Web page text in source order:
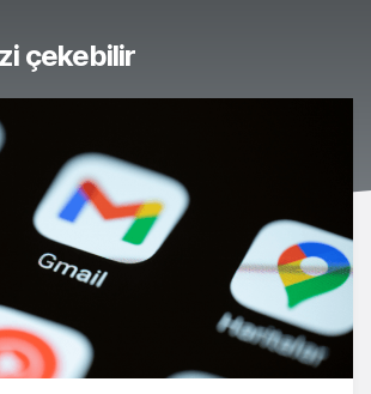
çekebilir